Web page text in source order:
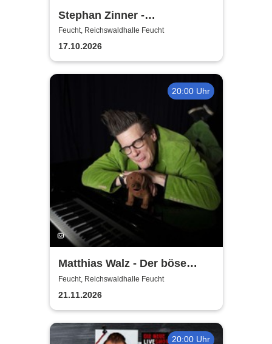
Stephan Zinner -
Prachtexemplar
Feucht, Reichswaldhalle Feucht
17.10.2026
20:00 Uhr
Matthias Walz - Der böse
Mann am Klavier
Feucht, Reichswaldhalle Feucht
21.11.2026
20:00 Uhr